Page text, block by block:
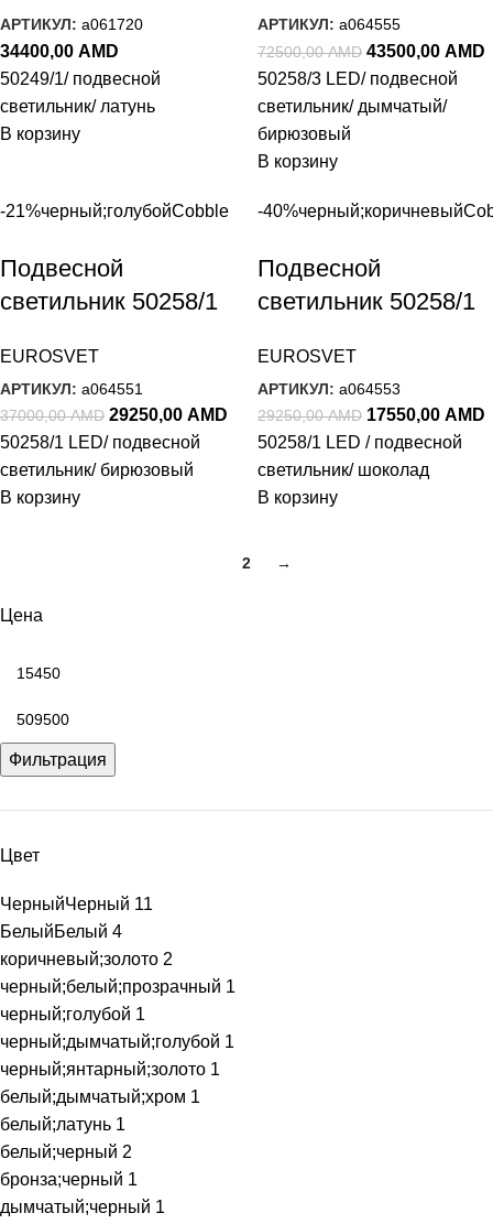
Цена
Фильтрация
Цвет
ЧерныйЧерный 11
БелыйБелый 4
коричневый;золото 2
черный;белый;прозрачный 1
черный;голубой 1
черный;дымчатый;голубой 1
черный;янтарный;золото 1
белый;дымчатый;хром 1
белый;латунь 1
белый;черный 2
бронза;черный 1
дымчатый;черный 1
АРТИКУЛ: a061720
34400,00 AMD
50249/1/ подвесной
светильник/ латунь
В корзину
АРТИКУЛ: a064555
72500,00AMD 43500,00 AMD
50258/3 LED/ подвесной
светильник/ дымчатый/
бирюзовый
В корзину
-21%черный;голубойCobble
Подвесной
светильник 50258/1
EUROSVET
АРТИКУЛ: a064551
37000,00AMD 29250,00 AMD
50258/1 LED/ подвесной
светильник/ бирюзовый
В корзину
-40%черный;коричневый
Подвесной
светильник 50258/1
EUROSVET
АРТИКУЛ: a064553
29250,00AMD 17550,00 AMD
50258/1 LED / подвесной
светильник/ шоколад
В корзину
2 →